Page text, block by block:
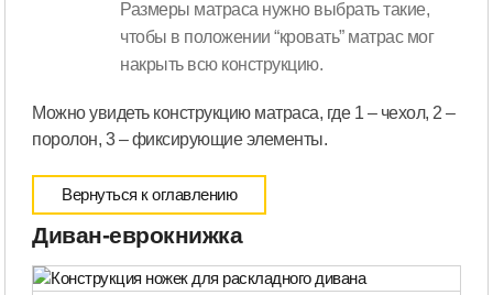
Размеры матраса нужно выбрать такие,
чтобы в положении “кровать” матрас мог
накрыть всю конструкцию.
Можно увидеть конструкцию матраса, где 1 – чехол, 2 –
поролон, 3 – фиксирующие элементы.
Вернуться к оглавлению
Диван-еврокнижка